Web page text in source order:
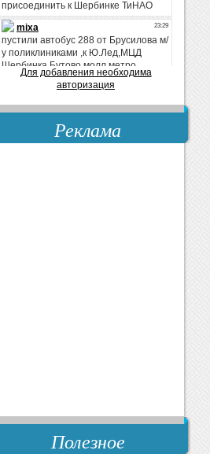
Для добавления необходима
авторизация
Реклама
Полезное